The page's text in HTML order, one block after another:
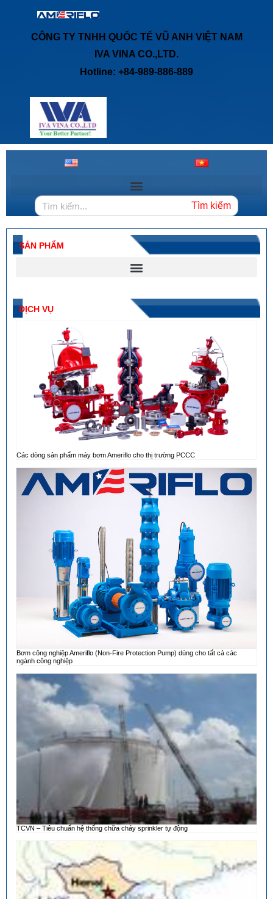
CÔNG TY TNHH QUỐC TẾ VŨ ANH VIỆT NAM
IVA VINA CO.,LTD.
Hotline: +84-989-886-889
Tìm kiếm
SẢN PHẨM
DỊCH VỤ
Các dòng sản phẩm máy bơm Ameriflo cho thị trường PCCC
Bơm công nghiệp Ameriflo (Non-Fire Protection Pump) dùng cho tất cả các
ngành công nghiệp
TCVN – Tiêu chuẩn hệ thống chữa cháy sprinkler tự động